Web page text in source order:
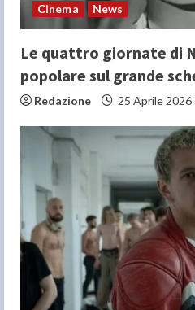
Cinema News
Le quattro giornate di
popolare sul grande
Redazione 25 Aprile 2026